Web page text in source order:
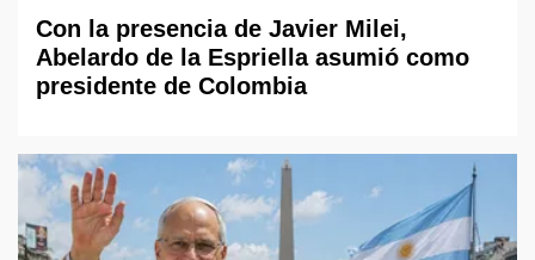
Con la presencia de Javier Milei,
Abelardo de la Espriella asumió como
presidente de Colombia